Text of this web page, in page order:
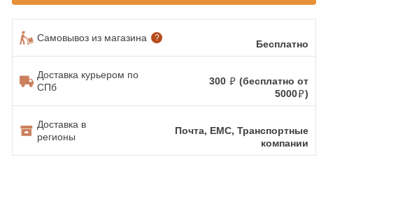
Самовывоз из магазина ?
Бесплатно
Доставка курьером по
СПб
300
(бесплатно от
5000
)
Доставка в
регионы
Почта, ЕМС, Транспортные
компании